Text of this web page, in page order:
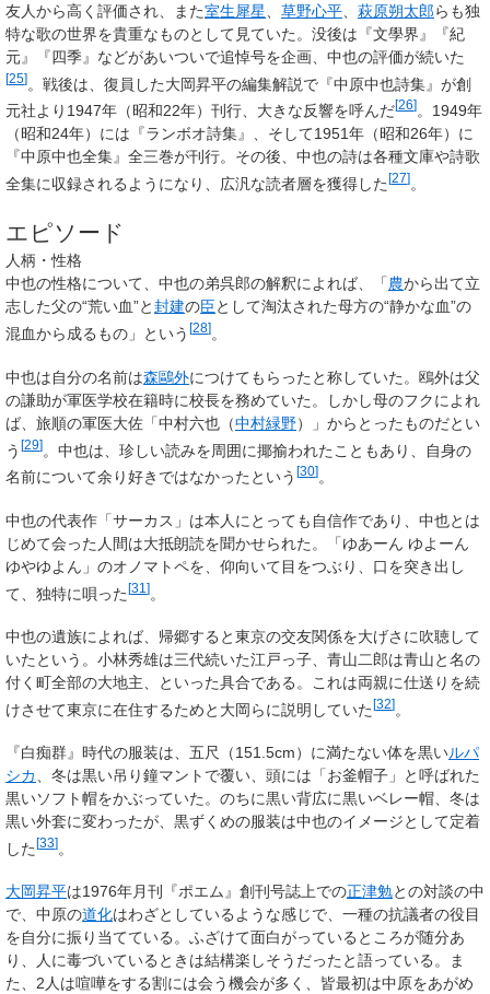
友人から高く評価され、また室生犀星 草野心平 萩原朔太郎らも独
特な歌の世界を貴重なものとして見ていた。没後は『文學界』『紀
元』『四季』などがあいついで追悼号を企画、中也の評価が続いた
[25]。戦後は、復員した大岡昇平の編集解説で『中原中也詩集』が創
元社より1947年（昭和22年）刊行、大きな反響を呼んだ[26] 。1949年
（昭和24年）には『ランボオ詩集』、そして1951年（昭和26年）に
『中原中也全集』全三巻が刊行。その後、中也の詩は各種文庫や詩歌
全集に収録されるようになり、広汎な読者層を獲得した [27] 。
エピソード
人柄・性格
中也の性格について、中也の弟呉郎の解釈によれば、「農から出て立
志した父の“荒い血”と封建の臣として淘汰された母方の“静かな血”の
混血から成るもの」という [28] 。
中也は自分の名前は森鷗外につけてもらったと称していた。鴎外は父
の謙助が軍医学校在籍時に校長を務めていた。しかし母のフクによれ
ば、旅順の軍医大佐「中村六也（中村緑野）」からとったものだとい
う [29]。中也は、珍しい読みを周囲に揶揄われたこともあり、自身の
名前について余り好きではなかったという [30] 。
中也の代表作「サーカス」は本人にとっても自信作であり、中也とは
じめて会った人間は大抵朗読を聞かせられた。「ゆあーん ゆよーん
ゆやゆよん」のオノマトペを、仰向いて目をつぶり、口を突き出し
て、独特に唄った[31 ]。
中也の遺族によれば、帰郷すると東京の交友関係を大げさに吹聴して
いたという。小林秀雄は三代続いた江戸っ子、青山二郎は青山と名の
付く町全部の大地主、といった具合である。これは両親に仕送りを続
けさせて東京に在住するためと大岡らに説明していた[32]。
『白痴群』時代の服装は、五尺（151.5cm）に満たない体を黒いルパ
シカ
、冬は黒い吊り鐘マントで覆い、頭には「お釜帽子」と呼ばれた
黒いソフト帽をかぶっていた。のちに黒い背広に黒いベレー帽、冬は
黒い外套に変わったが、黒ずくめの服装は中也のイメージとして定着
した [33] 。
大岡昇平は1976年月刊『ポエム』創刊号誌上での正津勉との対談の中
で、中原の道化はわざとしているような感じで、一種の抗議者の役目
を自分に振り当てている。ふざけて面白がっているところが随分あ
り、人に毒づいているときは結構楽しそうだったと語っている。ま
た、2人は喧嘩をする割には会う機会が多く、皆最初は中原をあがめ